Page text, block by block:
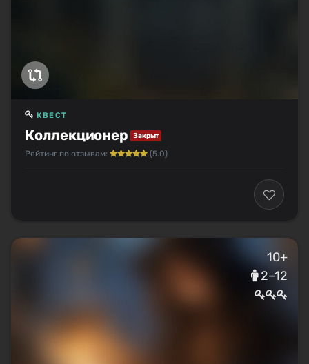
Коллекционер Закрыт
КВЕСТ
Рейтинг по отзывам: (5.0)
10+
2–12